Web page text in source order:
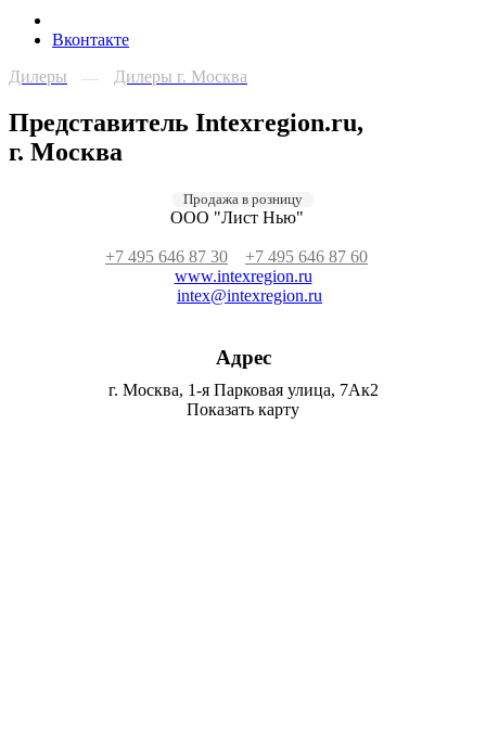
Вконтакте
Дилеры
— Дилеры г. Москва
Представитель Intexregion.ru,
г. Москва
Продажа в розницу
ООО "Лист Нью"
+7 495 646 87 30
+7 495 646 87 60
www.intexregion.ru
intex@intexregion.ru
Адрес
г. Москва, 1-я Парковая улица, 7Ак2
Показать карту